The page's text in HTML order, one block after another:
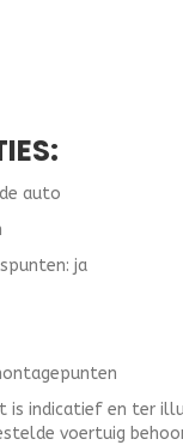
auto
ja
is indicatief en ter
voertuig